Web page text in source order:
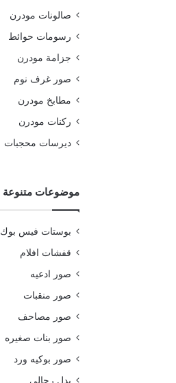
صالونات مودرن
رسومات حوائط
جزامة مودرن
صور غرف نوم
مطابخ مودرن
ركنات مودرن
ديرسات محجبات
موضوعات متنوعة
بوستات فيس بوك
قفشات افلام
صور ادعيه
صور منقبات
صور مصاحف
صور بنات صغيره
صور بوكيه ورد
بدل رجالي